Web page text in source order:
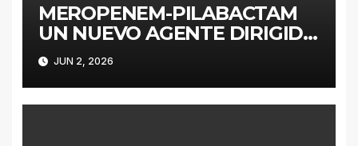
MEROPENEM-PILABACTAM
UN NUEVO AGENTE DIRIGIDO
A ENTEROBACTERALES
PRODUCTORES DE
SERINOCARBAPENEMASAS
JUN 2, 2026